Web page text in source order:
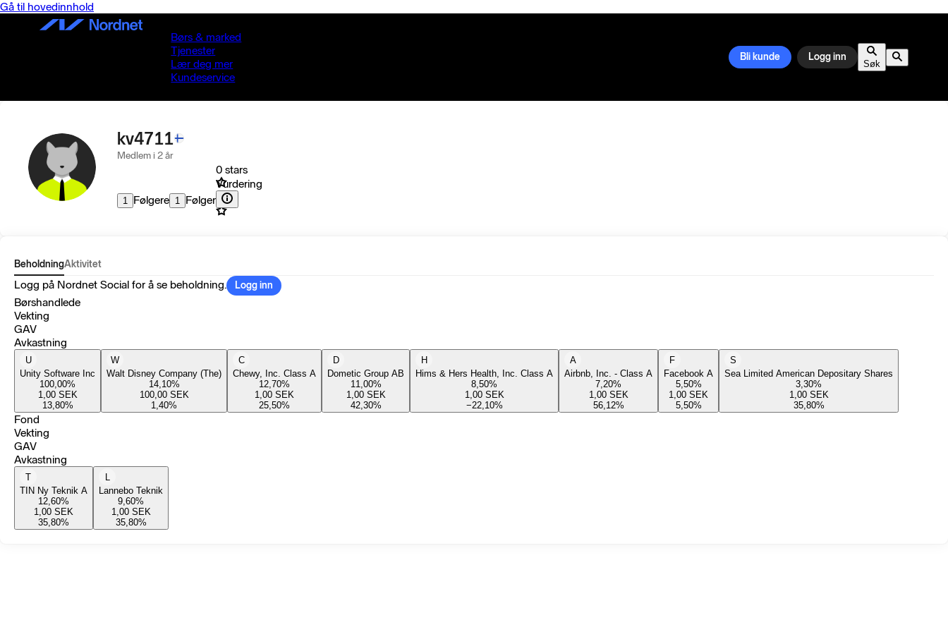
Gå til hovedinnhold
Børs & marked
Tjenester
Lær deg mer
Kundeservice
Bli kunde Logg inn
Søk
kv4711
Medlem i 2 år
1 Følgere 1 Følger
0 stars
Vurdering
BeholdningAktivitet
Logg på Nordnet Social for å se beholdning. Logg inn
Børshandlede
Vekting
GAV
Avkastning
U
Unity Software Inc
100,00%
1,00 SEK
13,80%
W
Walt Disney Company (The)
14,10%
100,00 SEK
1,40%
C
Chewy, Inc. Class A
12,70%
1,00 SEK
25,50%
D
Dometic Group AB
11,00%
1,00 SEK
42,30%
H
Hims & Hers Health, Inc. Class A
8,50%
1,00 SEK
−22,10%
A
Airbnb, Inc. - Class A
7,20%
1,00 SEK
56,12%
F
Facebook A
5,50%
1,00 SEK
5,50%
S
Sea Limited American Depositary Shares
3,30%
1,00 SEK
35,80%
Fond
Vekting
GAV
Avkastning
T
TIN Ny Teknik A
12,60%
1,00 SEK
35,80%
L
Lannebo Teknik
9,60%
1,00 SEK
35,80%